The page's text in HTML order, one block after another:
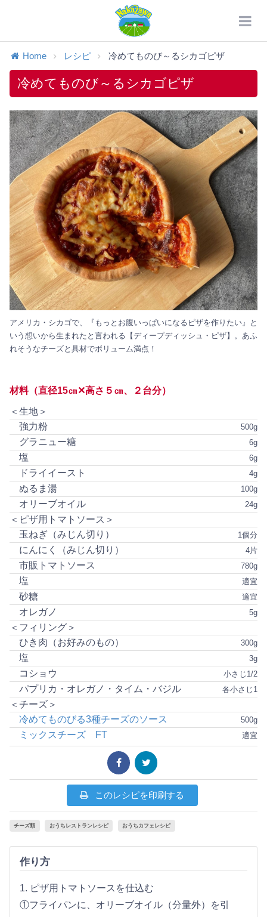
Home レシピ 冷めてものび～るシカゴピザ
冷めてものび～るシカゴピザ
アメリカ・シカゴで、『もっとお腹いっぱいになるピザを作りたい』と
いう想いから生まれたと言われる【ディープディッシュ・ピザ】。あふ
れそうなチーズと具材でボリューム満点！
材料（直径15㎝✕高さ５㎝、２台分）
＜生地＞
500g
強力粉
6g
グラニュー糖
6g
塩
4g
ドライイースト
100g
ぬるま湯
24g
オリーブオイル
＜ピザ用トマトソース＞
1個分
玉ねぎ（みじん切り）
4片
にんにく（みじん切り）
780g
市販トマトソース
適宜
塩
適宜
砂糖
5g
オレガノ
＜フィリング＞
300g
ひき肉（お好みのもの）
3g
塩
小さじ1/2
コショウ
各小さじ1
パプリカ・オレガノ・タイム・バジル
＜チーズ＞
500g
冷めてものびる3種チーズのソース
適宜
ミックスチーズ FT
このレシピを印刷する
チーズ類 おうちレストランレシピ おうちカフェレシピ
作り方
1. ピザ用トマトソースを仕込む
①フライパンに、オリーブオイル（分量外）を引